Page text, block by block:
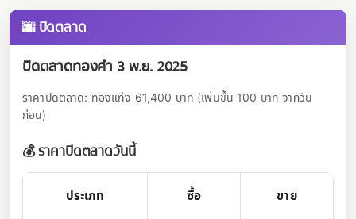
🌆 ปิดตลาด
ปิดตลาดทองคำ 3 พ.ย. 2025
ราคาปิดตลาด: ทองแท่ง 61,400 บาท (เพิ่มขึ้น 100 บาท จากวัน
ก่อน)
💰 ราคาปิดตลาดวันนี้
ประเภท ซื้อ ขาย